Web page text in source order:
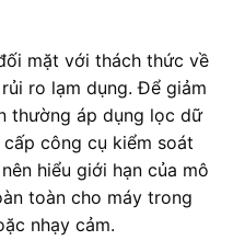
mặt với thách thức về
ro lạm dụng. Để giảm
thường áp dụng lọc dữ
công cụ kiểm soát
hiểu giới hạn của mô
toàn cho máy trong
nhạy cảm.